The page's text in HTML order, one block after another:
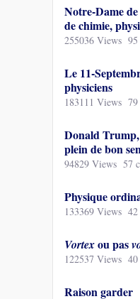
Notre-Dame
de chimie,
255036 Views
Le 11-
physiciens
183111 Views
Donald
plein de bon
94829 Views 57
Physique
133369 Views
Vortexou pas
122537 Views
Raison garder